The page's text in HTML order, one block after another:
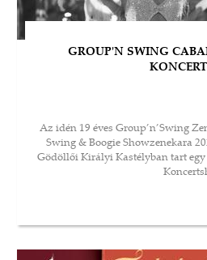
GROUP'N SWING
Az idén 19 éves Group’n’Swing
Swing & Boogie Showzenekara
Gödöllői Királyi Kastélyban tart egy